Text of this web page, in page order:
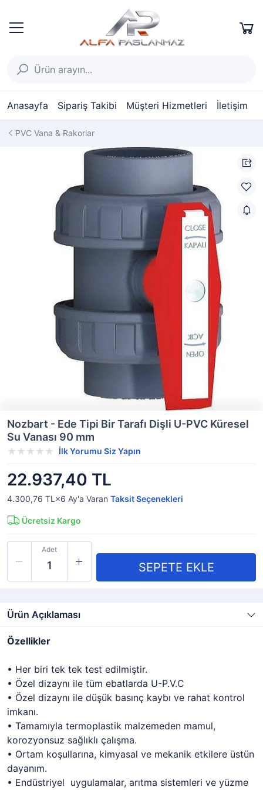
Anasayfa Sipariş Takibi Müşteri Hizmetleri İletişim
PVC Vana & Rakorlar
Nozbart - Ede Tipi Bir Tarafı Dişli U-PVC Küresel
Su Vanası 90 mm
İlk Yorumu Siz Yapın
22.937,40 TL
4.300,76 TL×6 Ay'a Varan Taksit Seçenekleri
Ücretsiz Kargo
Adet
Ürün Açıklaması
Özellikler
• Her biri tek tek test edilmiştir.
• Özel dizaynı ile tüm ebatlarda U-P.V.C
• Özel dizaynı ile düşük basınç kaybı ve rahat kontrol
imkanı.
• Tamamıyla termoplastik malzemeden mamul,
korozyonsuz sağlıklı çalışma.
• Ortam koşullarına, kimyasal ve mekanik etkilere üstün
dayanım.
• Endüstriyel uygulamalar, arıtma sistemleri ve yüzme